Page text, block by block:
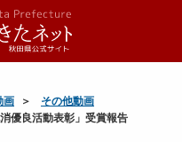
画
その他動画
優良活動表彰」受賞報告